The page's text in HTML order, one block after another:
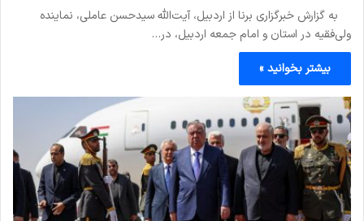
به گزارش خبرگزاری برنا از اردبیل، آیت‌الله سیدحسن عاملی، نماینده
ولی‌فقیه در استان و امام جمعه اردبیل، در…
بیشتر بخوانید »